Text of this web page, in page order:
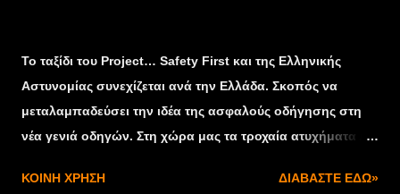
Το ταξίδι του Project… Safety First και της Ελληνικής
Αστυνομίας συνεχίζεται ανά την Ελλάδα. Σκοπός να
μεταλαμπαδεύσει την ιδέα της ασφαλούς οδήγησης στη
νέα γενιά οδηγών. Στη χώρα μας τα τροχαία ατυχήματα /
πρόβλημα καθώς παρουσιάζει υψηλότερους δείκτες
ΚΟΙΝΉ ΧΡΉΣΗ ΔΙΑΒΆΣΤΕ ΕΔΏ»